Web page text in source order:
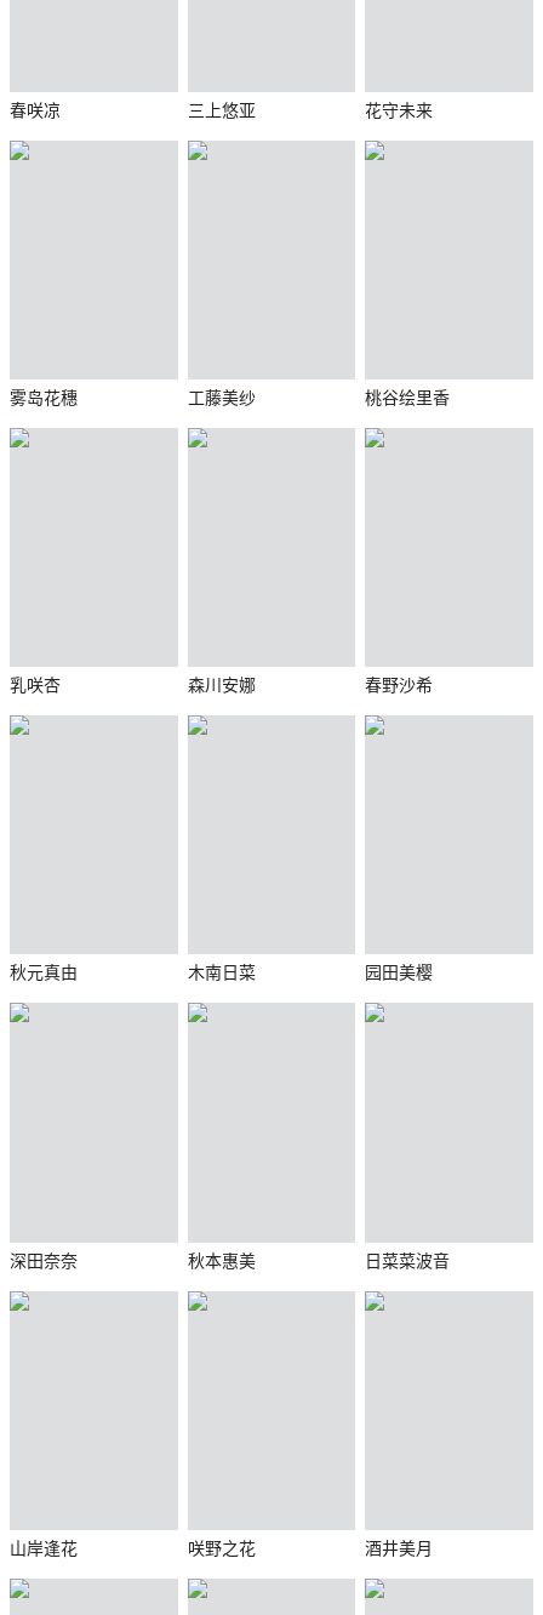
春咲凉 三上悠亚 花守未来
雾岛花穗 工藤美纱 桃谷绘里香
乳咲杏 森川安娜 春野沙希
秋元真由 木南日菜 园田美樱
深田奈奈 秋本惠美 日菜菜波音
山岸逢花 咲野之花 酒井美月